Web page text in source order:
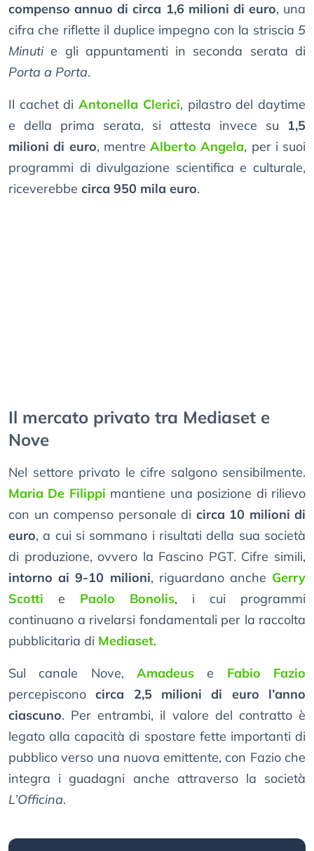
compenso annuo di circa 1,6 milioni di euro, una
cifra che riflette il duplice impegno con la striscia 5
Minutie gli appuntamenti in seconda serata di
Porta a Porta.
Il cachet diAntonella Clerici, pilastro del daytime
e della prima serata, si attesta invece su 1,5
milioni di euro, mentre Alberto Angela, per i suoi
programmi di divulgazione scientifica e culturale,
riceverebbe circa 950 mila euro.
Il mercato privato tra Mediaset e
Nove
Nel settore privato le cifre salgono sensibilmente.
Maria De Filippi mantiene una posizione di rilievo
con un compenso personale di circa 10 milioni di
euro, a cui si sommano i risultati della sua società
di produzione, ovvero la Fascino PGT. Cifre simili,
intorno ai 9-10 milioni, riguardano anche Gerry
Scotti e Paolo Bonolis, i cui programmi
continuano a rivelarsi fondamentali per la raccolta
pubblicitaria di Mediaset.
Sul canale Nove, Amadeus e Fabio Fazio
percepisconocirca 2,5 milioni di euro l’anno
ciascuno. Per entrambi, il valore del contratto è
legato alla capacità di spostare fette importanti di
pubblico verso una nuova emittente, con Fazio che
integra i guadagni anche attraverso la società
L’Officina.